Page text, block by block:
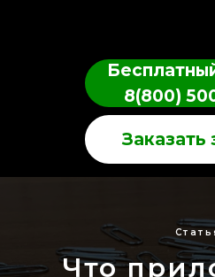
8(800)
Заказать
Что